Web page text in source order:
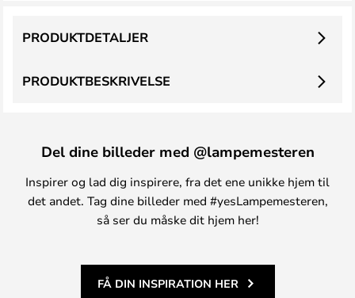
PRODUKTBESKRIVELSE
PRODUKTDETALJER
Del dine billeder med @lampemesteren
Inspirer og lad dig inspirere, fra det ene unikke hjem til
det andet. Tag dine billeder med #yesLampemesteren,
så ser du måske dit hjem her!
FÅ DIN INSPIRATION HER